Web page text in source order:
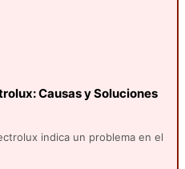
Causas y Soluciones
indica un problema en el